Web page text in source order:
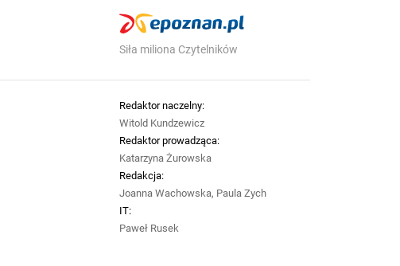
Siła miliona Czytelników
Redaktor naczelny:
Witold Kundzewicz
Redaktor prowadząca:
Katarzyna Żurowska
Redakcja:
Joanna Wachowska, Paula Zych
IT:
Paweł Rusek